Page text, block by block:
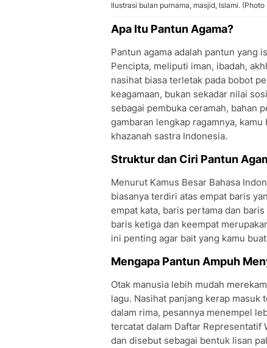
Ilustrasi bulan purnama, masjid, Islami.
Apa Itu Pantun Agama?
Pantun agama adalah pantun yang
Pencipta, meliputi iman, ibadah,
nasihat biasa terletak pada bobot
keagamaan, bukan sekadar nilai
sebagai pembuka ceramah, bahan
gambaran lengkap ragamnya,
khazanah sastra Indonesia.
Struktur dan Ciri Pantun
Menurut Kamus Besar Bahasa
biasanya terdiri atas empat baris
empat kata, baris pertama dan
baris ketiga dan keempat
ini penting agar bait yang kamu
Mengapa Pantun Ampuh
Otak manusia lebih mudah
lagu. Nasihat panjang kerap
dalam rima, pesannya menempel
tercatat dalam Daftar Representatif
dan disebut sebagai bentuk lisan